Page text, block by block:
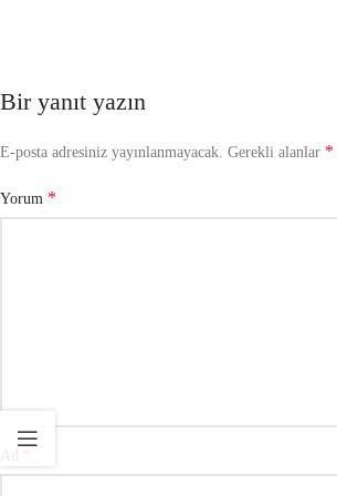
Bir yanıt yazın
E-posta adresiniz yayınlanmayacak. Gerekli alanlar *
Yorum *